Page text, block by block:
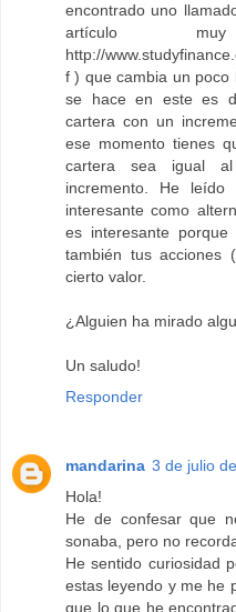
encontrado uno
artículo
http://
f ) que cambia un poco
se hace en este es
cartera con un
ese momento tienes
cartera sea igual
incremento. He leído
interesante como
es interesante
también tus acciones
cierto valor.
¿Alguien ha mirado
Un saludo!
Responder
mandarina 3 de julio
Hola!
He de confesar que
sonaba, pero no
He sentido curiosidad
estas leyendo y me he
que lo que he